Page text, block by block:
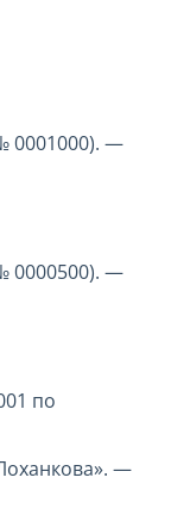
0001000). —
0000500). —
по
—